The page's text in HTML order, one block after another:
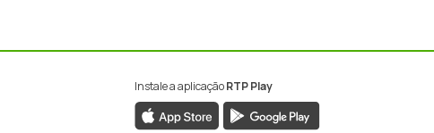
Instale a aplicaçãoRTP Play